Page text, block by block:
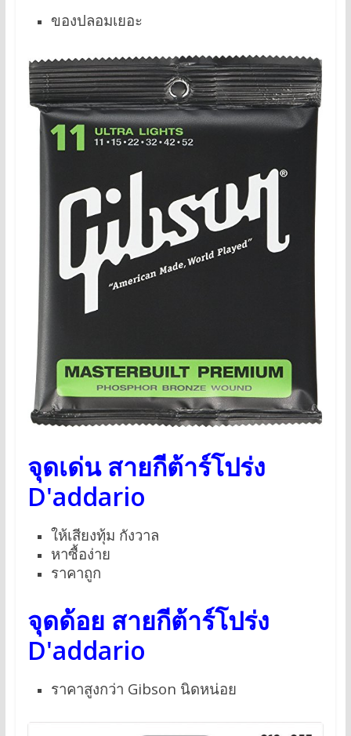
ของปลอมเยอะ
จุดเด่น สายกีต้าร์โปร่ง
D'addario
ให้เสียงทุ้ม กังวาล
หาซื้อง่าย
ราคาถูก
จุดด้อย สายกีต้าร์โปร่ง
D'addario
ราคาสูงกว่า Gibson นิดหน่อย